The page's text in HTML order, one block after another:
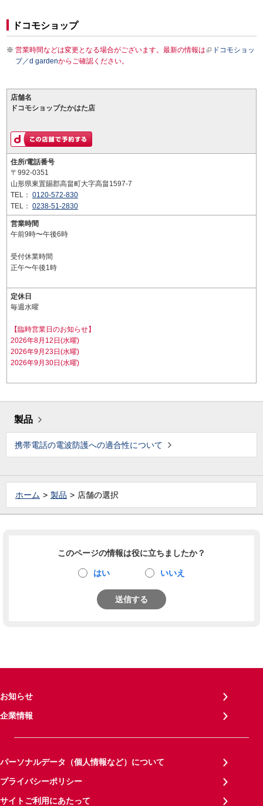
ドコモショップ
営業時間などは変更となる場合がございます。最新の情報は
ドコモショッ
プ／d gardenからご確認ください。
店舗名
ドコモショップたかはた店
住所/電話番号
〒992-0351
山形県東置賜郡高畠町大字高畠1597-7
TEL： 0120-572-830
TEL： 0238-51-2830
営業時間
午前9時〜午後6時
受付休業時間
正午〜午後1時
定休日
毎週水曜
【臨時営業日のお知らせ】
2026年8月12日(水曜)
2026年9月23日(水曜)
2026年9月30日(水曜)
製品
携帯電話の電波防護への適合性について
ホーム 製品 店舗の選択
このページの情報は役に立ちましたか？
はい いいえ
送信する
お知らせ
企業情報
パーソナルデータ（個人情報など）について
プライバシーポリシー
サイトご利用にあたって